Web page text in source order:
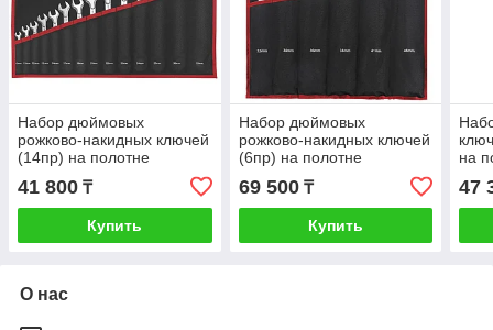
Набор дюймовых
рожково-накидных ключей
(14пр) на полотне
41 800 ₸
Купить
Набор дюймовых
рожково-накидных ключей
(6пр) на полотне
69 500₸
Купить
на
47
О нас